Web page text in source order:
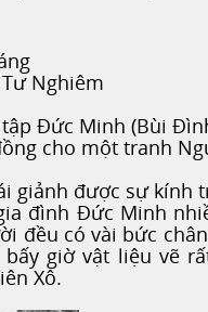
Nghiêm
Đức Minh (Bùi
cho một tranh
giảnh được sự kính
đình Đức Minh
đều có vài bức
giờ vật liệu vẽ
Xô.